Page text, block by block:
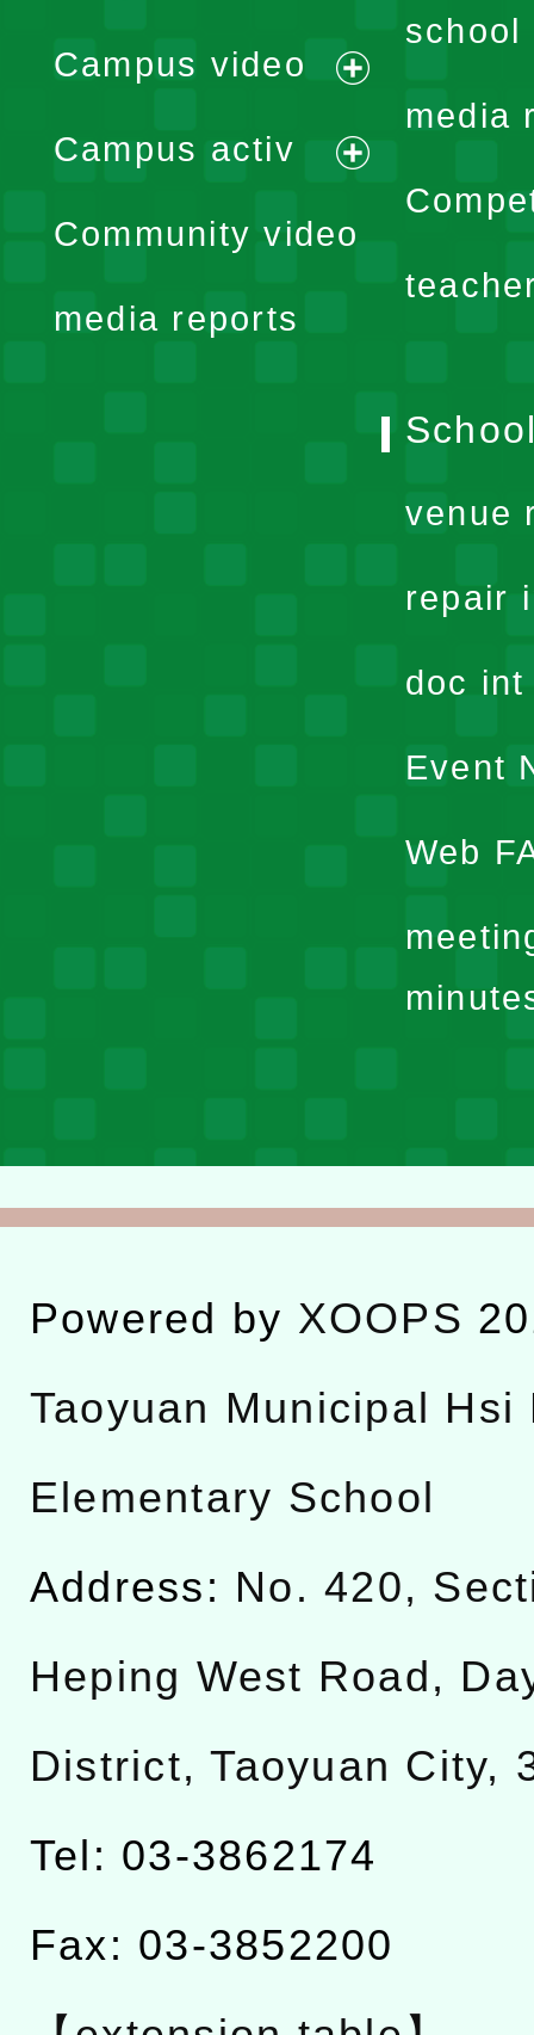
school
media
Campus video
expand
menu
Campus activ
expand
Community video
media reports
venue
repair
doc
Event
Web
Powered by XOOPS
Taoyuan Municipal Hsi
Elementary School
Address: No. 420,
Heping West Road,
District, Taoyuan City,
Tel: 03-3862174
Fax: 03-3852200